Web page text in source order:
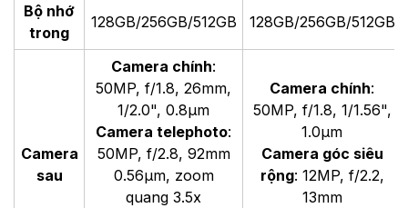
Bộ nhớ
trong
128GB/256GB/512GB 128GB/256GB/512GB
Camera
sau
Camera chính:
50MP, f/1.8, 26mm,
1/2.0", 0.8µm
Camera telephoto:
50MP, f/2.8, 92mm
0.56µm, zoom
quang 3.5x
Camera chính:
50MP, f/1.8, 1/1.56",
1.0µm
Camera góc siêu
rộng: 12MP, f/2.2,
13mm